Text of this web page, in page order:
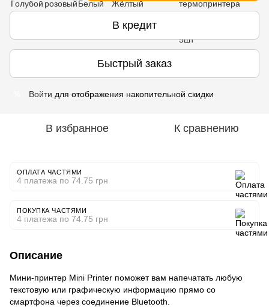
В кредит
Быстрый заказ
Войти для отображения накопительной скидки
В избранное К сравнению
ОПЛАТА ЧАСТЯМИ
4 платежа по 74.75 грн
ПОКУПКА ЧАСТЯМИ
4 платежа по 74.75 грн
Описание
Мини-принтер Mini Printer поможет вам напечатать любую
текстовую или графическую информацию прямо со
смартфона через соединение Bluetooth.